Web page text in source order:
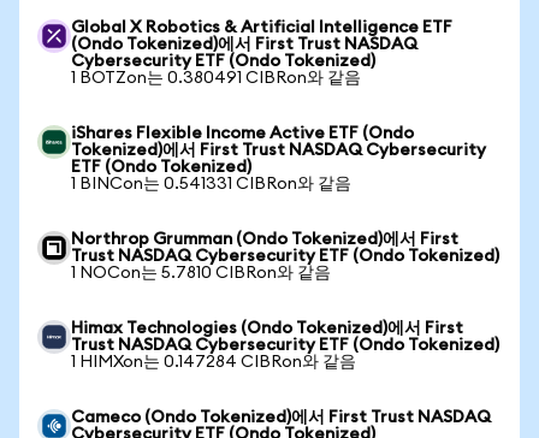
Global X Robotics & Artificial Intelligence ETF
(Ondo Tokenized)에서 First Trust NASDAQ
Cybersecurity ETF (Ondo Tokenized)
1 BOTZon는 0.380491 CIBRon와 같음
iShares Flexible Income Active ETF (Ondo
Tokenized)에서 First Trust NASDAQ Cybersecurity
ETF (Ondo Tokenized)
1 BINCon는 0.541331 CIBRon와 같음
Northrop Grumman (Ondo Tokenized)에서 First
Trust NASDAQ Cybersecurity ETF (Ondo Tokenized)
1 NOCon는 5.7810 CIBRon와 같음
Himax Technologies (Ondo Tokenized)에서 First
Trust NASDAQ Cybersecurity ETF (Ondo Tokenized)
1 HIMXon는 0.147284 CIBRon와 같음
Cameco (Ondo Tokenized)에서 First Trust NASDAQ
Cybersecurity ETF (Ondo Tokenized)